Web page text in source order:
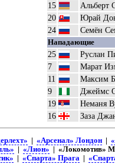
15
Альберт
20
Юрай
24
Семён
Нападающие
25 Руслан
7
Марат
11
Максим
9 Джеймс
19
Неманя
16
Заза
| «Арсенал» Лондон|
| «Лион» | «Локомотив»
| «Спарта» Прага |